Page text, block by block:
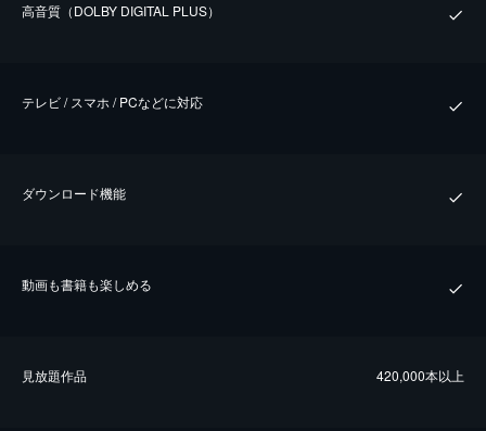
⾼⾳質（DOLBY DIGITAL PLUS）
テレビ / スマホ / PCなどに対応
ダウンロード機能
動画も書籍も楽しめる
⾒放題作品 420,000本以上